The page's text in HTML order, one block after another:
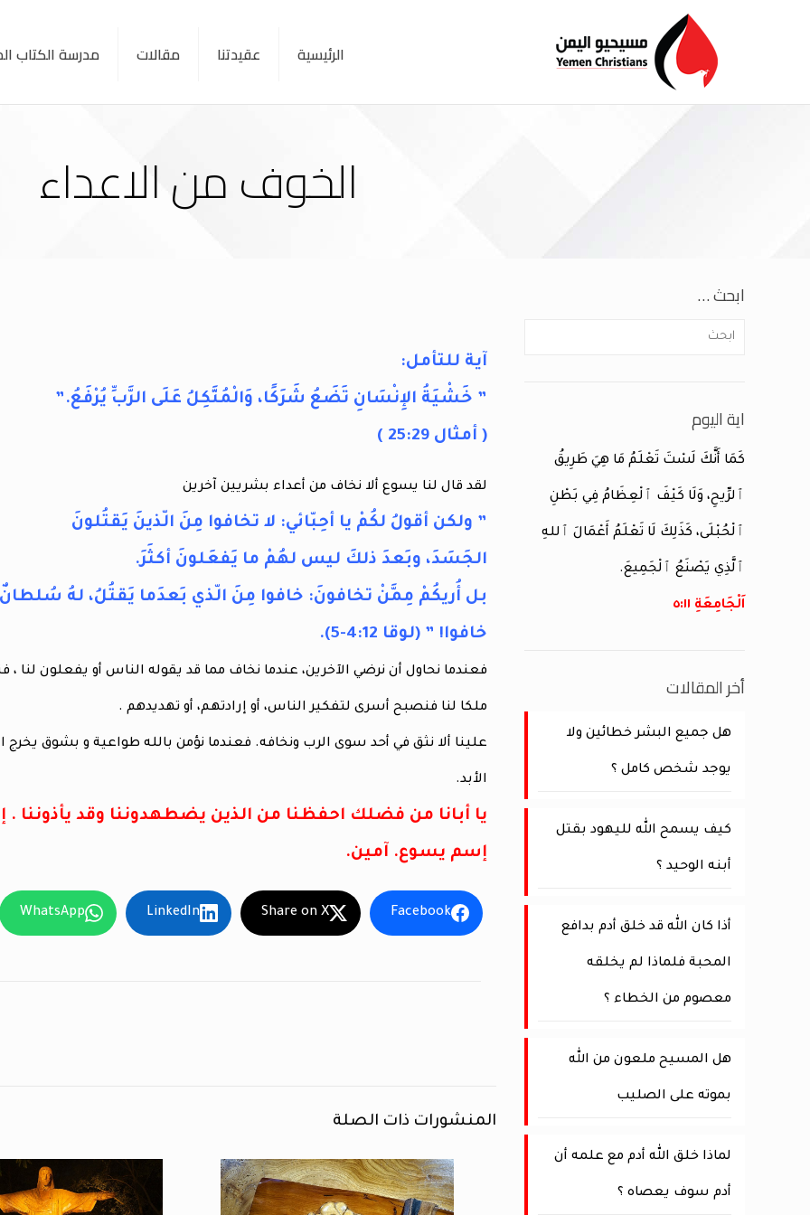
الرئيسية عقيدتنا مقالات مدرسة الكتاب
الخوف من الاعداء
آية للتأمل:
” خَشْيَةُ الإِنْسَانِ تَضَعُ شَرَكًا، وَالْمُتَّكِلُ عَلَى الرَّبِّ يُرْفَعُ.”
( أمثال 25:29 )
لقد قال لنا يسوع ألا نخاف من أعداء بشريين آخرين
” ولكن أقولُ لكُمْ يا أحِبّائي: لا تخافوا مِنَ الّذينَ يَقتُلونَ
الجَسَدَ، وبَعدَ ذلكَ ليس لهُمْ ما يَفعَلونَ أكثَرَ.
بل أُريكُمْ مِمَّنْ تخافونَ: خافوا مِنَ الّذي بَعدَما يَقتُلُ، لهُ
خافوا! ” (لوقا 4:12-5).
فعندما نحاول أن نرضي الآخرين، عندما نخاف مما قد يقوله الناس أو يفعلون لنا
ملكا لنا فنصبح أسرى لتفكير الناس، أو إرادتهم، أو تهديدهم .
علينا ألا نثق في أحد سوى الرب ونخافه. فعندما نؤمن بالله طواعية و بشوق يخرج
الأبد.
يا أبانا من فضلك احفظنا من الذين يضطهدوننا وقد
إسم يسوع. آمين.
Facebook
Share on X
LinkedIn
WhatsApp
المنشورات ذات الصلة
ابحث …
اية اليوم
كَمَا أَنَّكَ لَسْتَ تَعْلَمُ مَا هِيَ طَرِيقُ
ٱلرِّيحِ، وَلَا كَيْفَ ٱلْعِظَامُ فِي بَطْنِ
ٱلْحُبْلَى، كَذَلِكَ لَا تَعْلَمُ أَعْمَالَ ٱللهِ
ٱلَّذِي يَصْنَعُ ٱلْجَمِيعَ.
اَلْجَامِعَةِ ١١:‏٥
أخر المقالات
هل جميع البشر خطائين ولا
يوجد شخص كامل ؟
كيف يسمح الله لليهود بقتل
أبنه الوحيد ؟
أذا كان الله قد خلق أدم بدافع
المحبة فلماذا لم يخلقه
معصوم من الخطاء ؟
هل المسيح ملعون من الله
بموته على الصليب
لماذا خلق الله أدم مع علمه أن
أدم سوف يعصاه ؟